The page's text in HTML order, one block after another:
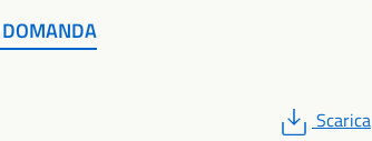
PDF
Scarica